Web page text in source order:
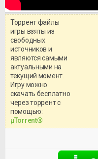
Торрент файлы
игры взяты из
свободных
источников и
являются самыми
актуальными на
текущий момент.
Игру можно
скачать бесплатно
через торрент с
помощью:
μTorrent®